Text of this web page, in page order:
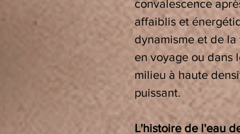
convalescence
affaiblis et
dynamisme et de
en voyage ou dans
milieu à haute
puissant.
L'histoire de l'eau